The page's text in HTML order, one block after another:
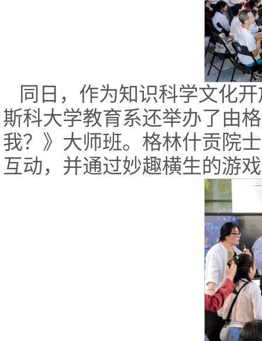
同日，作为知识科学文化
斯科大学教育系还举办了由
我？》大师班。格林什贡院
互动，并通过妙趣横生的游